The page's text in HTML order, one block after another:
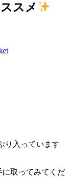
スメ
り入っています
取ってみてくだ